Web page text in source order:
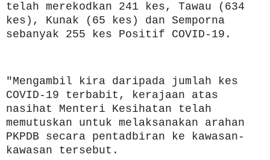
telah merekodkan 241 kes, Tawau (634
kes), Kunak (65 kes) dan Semporna
sebanyak 255 kes Positif COVID-19.
"Mengambil kira daripada jumlah kes
COVID-19 terbabit, kerajaan atas
nasihat Menteri Kesihatan telah
memutuskan untuk melaksanakan arahan
PKPDB secara pentadbiran ke kawasan-
kawasan tersebut.